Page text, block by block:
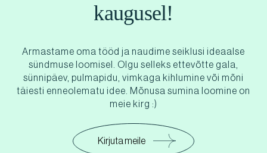
kaugusel!
Armastame oma tööd ja naudime seiklusi ideaalse
sündmuse loomisel. Olgu selleks ettevõtte gala,
sünnipäev, pulmapidu, vimkaga kihlumine või mõni
täiesti enneolematu idee. Mõnusa sumina loomine on
meie kirg :)
Kirjuta meile